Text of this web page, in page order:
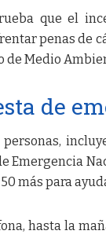
que el
penas de
de Medio
de
personas,
Emergencia
más para
hasta la